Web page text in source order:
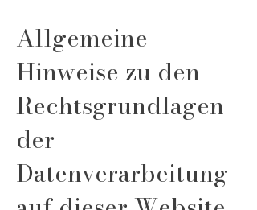
Allgemeine
Hinweise zu den
Rechtsgrundlagen
der
Datenverarbeitung